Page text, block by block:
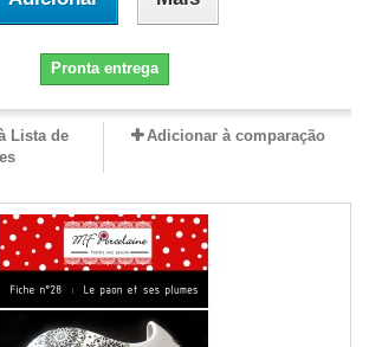
Pronta entrega
Lista de
Adicionar à comparação